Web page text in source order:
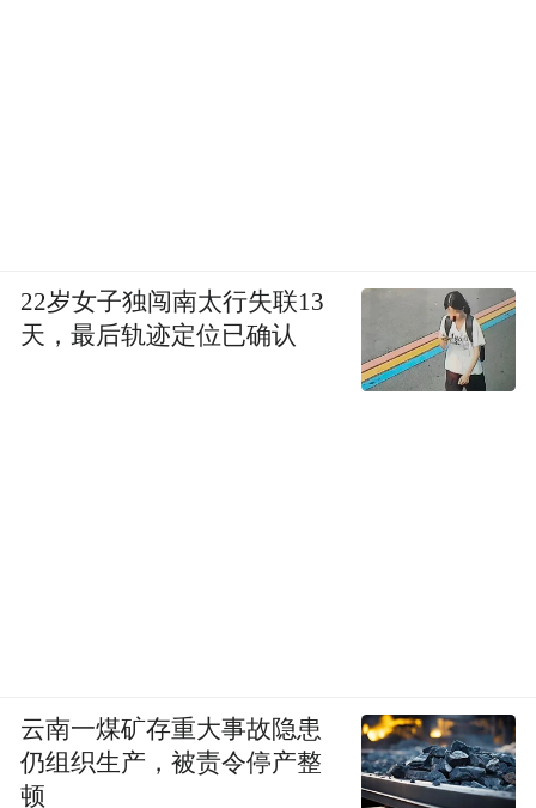
22岁女子独闯南太行失联13
天，最后轨迹定位已确认
云南一煤矿存重大事故隐患
仍组织生产，被责令停产整
顿